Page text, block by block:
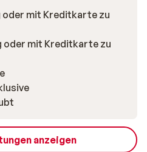
oder mit Kreditkarte zu
oder mit Kreditkarte zu
anzeigen